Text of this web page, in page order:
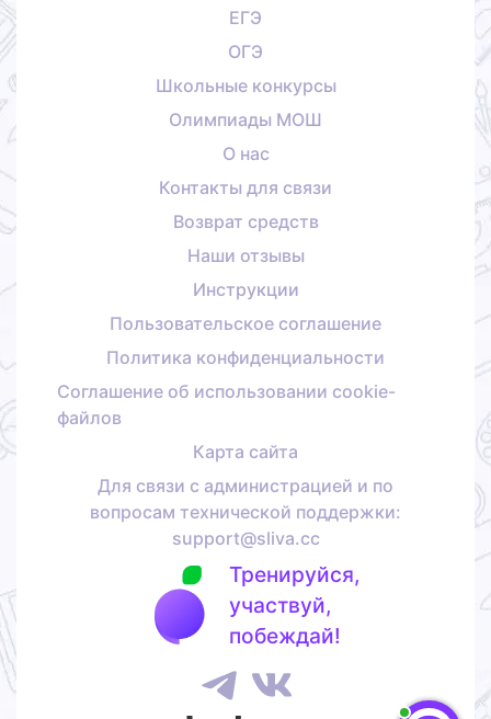
ЕГЭ
ОГЭ
Школьные конкурсы
Олимпиады МОШ
О нас
Контакты для связи
Возврат средств
Наши отзывы
Инструкции
Пользовательское соглашение
Политика конфиденциальности
Соглашение об использовании cookie-
файлов
Карта сайта
Для связи с администрацией и по
вопросам технической поддержки:
support@sliva.cc
Тренируйся,
участвуй,
побеждай!